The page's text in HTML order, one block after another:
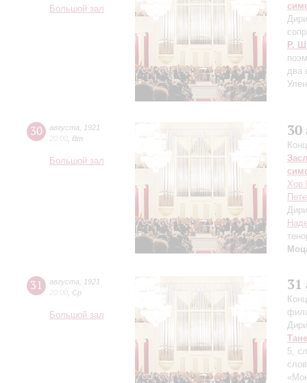
Большой зал
Р.
два
30 августа
1921
20:00 Вт
Большой зал
30
Хор
31 августа
1921
20:00 Ср
Большой зал
31
5,